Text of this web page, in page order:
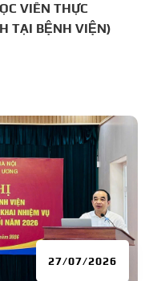
VIÊN THỰC
TẠI BỆNH VIỆN)
27/07/2026